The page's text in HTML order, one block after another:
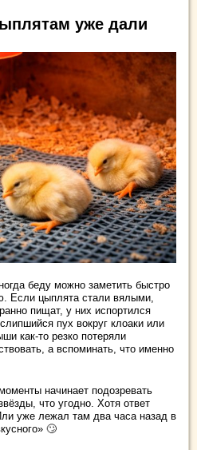
уже дали
беду можно заметить быстро
Если цыплята стали вялыми,
пищат, у них испортился
пух вокруг клоаки или
как-то резко потеряли
а вспоминать, что именно
начинает подозревать
что угодно. Хотя ответ
уже лежал там два часа назад в
🙄